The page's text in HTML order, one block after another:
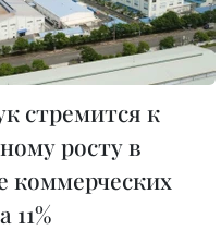
стремится к
росту в
коммерческих
11%